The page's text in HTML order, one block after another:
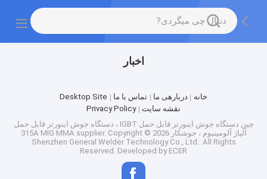
اخبار
خانه دربارهی ما تماس با ما
Desktop Site
نقشه سایت
Privacy Policy
چین دستگاه جوش اینورتر قابل حمل IGBT ، دستگاه جوش اینورتر قابل حمل
آلیاژ آلومینیوم ، جوشکار 315A MIG MMA supplier.Copyright © 2026
Shenzhen General Welder Technology Co., Ltd.. All Rights
Reserved. Developed by ECER